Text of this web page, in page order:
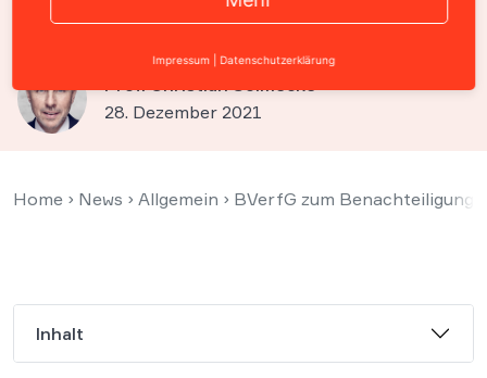
zur Triage erlassen
Prof. Christian Solmecke
28. Dezember 2021
Home › News › Allgemein › BVerfG zum
Inhalt
Impressum Datenschutzerklärung